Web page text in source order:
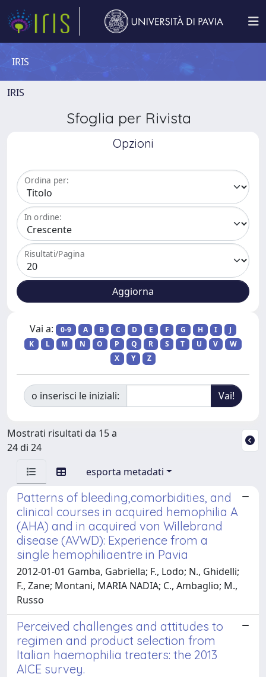
IRIS
IRIS
Sfoglia per Rivista
Opzioni
Ordina per:
In ordine:
Risultati/Pagina
Vai a: 0-9 A B C D E F G H I
J
K
L M N O P Q R S T U V
W
X
Y Z
o inserisci le iniziali:
Mostrati risultati da 15 a
24 di 24
esporta metadati
Patterns of bleeding,comorbidities, and
clinical courses in acquired hemophilia A
(AHA) and in acquired von Willebrand
disease (AVWD): Experience from a
single hemophiliaentre in Pavia
2012-01-01 Gamba, Gabriella; F., Lodo; N., Ghidelli;
F., Zane; Montani, MARIA NADIA; C., Ambaglio; M.,
Russo
Perceived challenges and attitudes to
regimen and product selection from
Italian haemophilia treaters: the 2013
AICE survey.